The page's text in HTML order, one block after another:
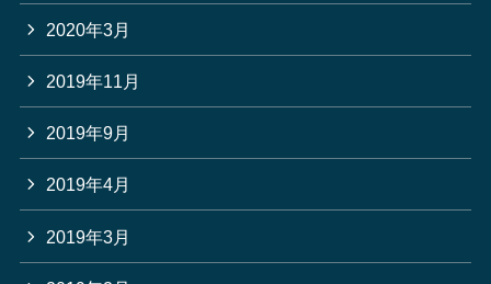
2020年3月
2019年11月
2019年9月
2019年4月
2019年3月